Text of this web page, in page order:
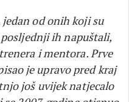
od onih koji su
ih napuštali,
i mentora. Prve
je upravo pred kraj
još uvijek natjecalo